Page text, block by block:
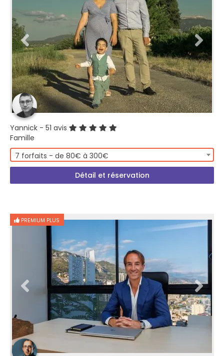
Yannick - 51 avis
Famille
7 forfaits - de 80€ à 300€
Détail et réservation
PREMIUM PLUS